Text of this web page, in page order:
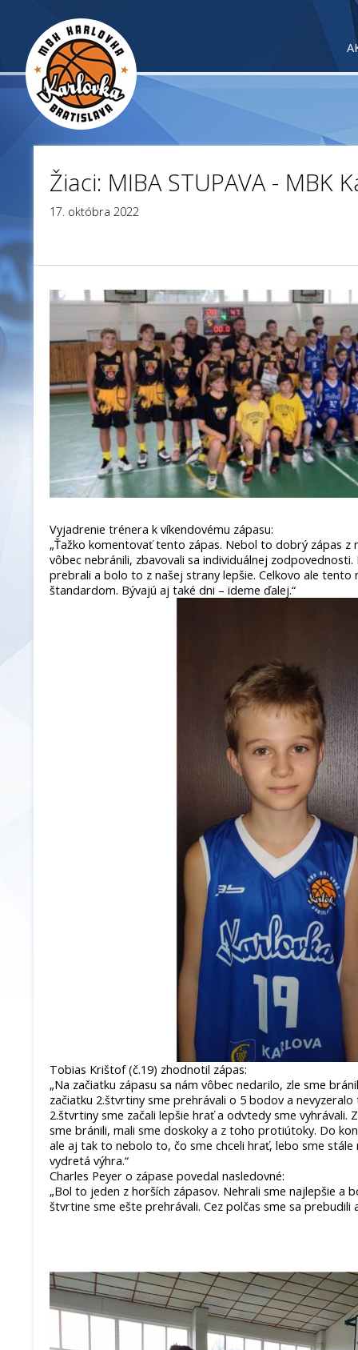
Žiaci: MIBA STUPAVA - MBK
17. októbra 2022
Vyjadrenie trénera k víkendovému zápasu:
„Ťažko komentovať tento zápas. Nebol to dobrý zápas z
vôbec nebránili, zbavovali sa individuálnej
prebrali a bolo to z našej strany lepšie. Celkovo ale tento
štandardom. Bývajú aj také dni – ideme ďalej.“
Tobias Krištof (č.19) zhodnotil zápas:
„Na začiatku zápasu sa nám vôbec nedarilo, zle sme
začiatku 2.štvrtiny sme prehrávali o 5 bodov a
2.štvrtiny sme začali lepšie hrať a odvtedy sme vyhrávali.
sme bránili, mali sme doskoky a z toho protiútoky. Do
ale aj tak to nebolo to, čo sme chceli hrať, lebo sme
vydretá výhra.“
Charles Peyer o zápase povedal nasledovné:
„Bol to jeden z horších zápasov. Nehrali sme najlepšie a
štvrtine sme ešte prehrávali. Cez polčas sme sa prebudili